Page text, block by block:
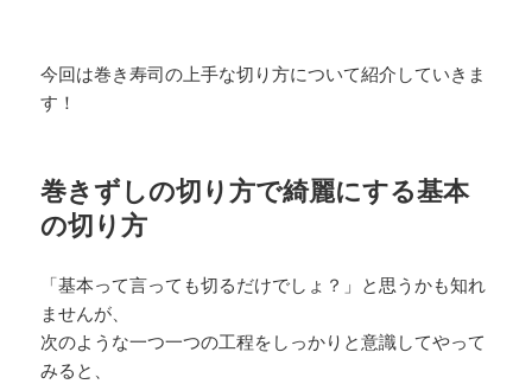
今回は巻き寿司の上手な切り方について紹介していきま
す！
巻きずしの切り方で綺麗にする基本
の切り方
「基本って言っても切るだけでしょ？」と思うかも知れ
ませんが、
次のような一つ一つの工程をしっかりと意識してやって
みると、